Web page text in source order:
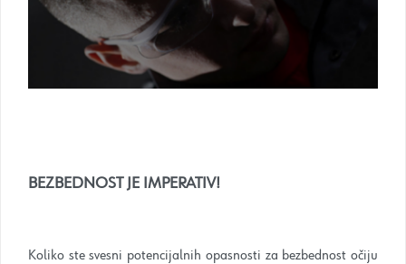
BEZBEDNOST JE IMPERATIV!
Koliko ste svesni potencijalnih opasnosti za bezbednost očiju